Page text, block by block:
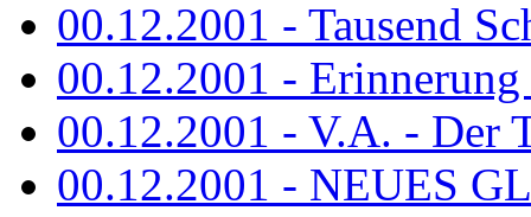
00.12.2001 - Tausend
00.12.2001 -
00.12.2001 - V.A. - Der
00.12.2001 - NEUES